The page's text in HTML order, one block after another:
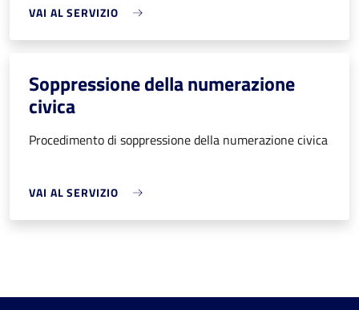
VAI AL SERVIZIO
Soppressione della numerazione
civica
Procedimento di soppressione della numerazione civica
VAI AL SERVIZIO